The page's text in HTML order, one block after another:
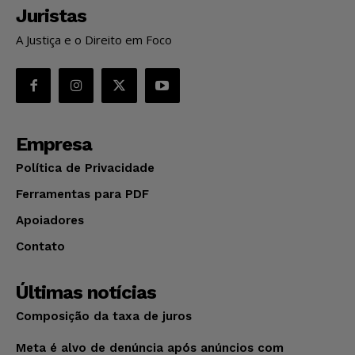
Juristas
A Justiça e o Direito em Foco
Empresa
Política de Privacidade
Ferramentas para PDF
Apoiadores
Contato
Últimas notícias
Composição da taxa de juros
Meta é alvo de denúncia após anúncios com